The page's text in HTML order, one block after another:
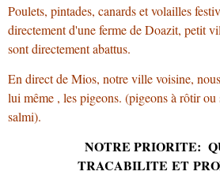
Poulets, pintades, canards et volailles
directement d'une ferme de Doazit, petit
sont directement abattus.
En direct de Mios, notre ville voisine,
lui même , les pigeons. (pigeons à rôtir ou
salmi).
NOTRE PRIORITE:
TRACABILITE ET